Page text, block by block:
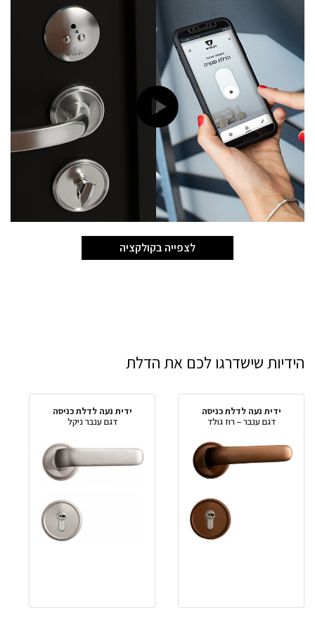
לצפייה בקולקציה
הידיות שישדרגו לכם את הדלת
ידית נעה לדלת כניסה
דגם ענבר – רוז גולד
ידית נעה לדלת כניסה
דגם ענבר ניקל